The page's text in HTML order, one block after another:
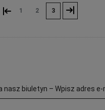
« 1 2 3 »
nasz biuletyn – Wpisz adres e-